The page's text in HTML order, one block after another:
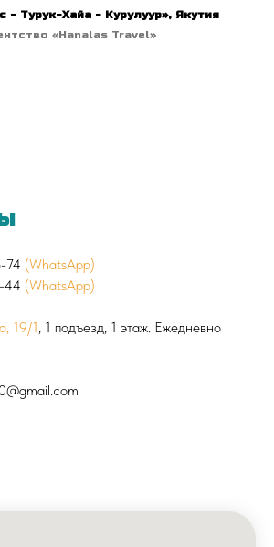
- Турук-Хайа - Курулуур», Якутия
«Hanalas Travel»
74 (WhatsApp)
44 (WhatsApp)
19/1, 1 подъезд, 1 этаж. Ежедневно